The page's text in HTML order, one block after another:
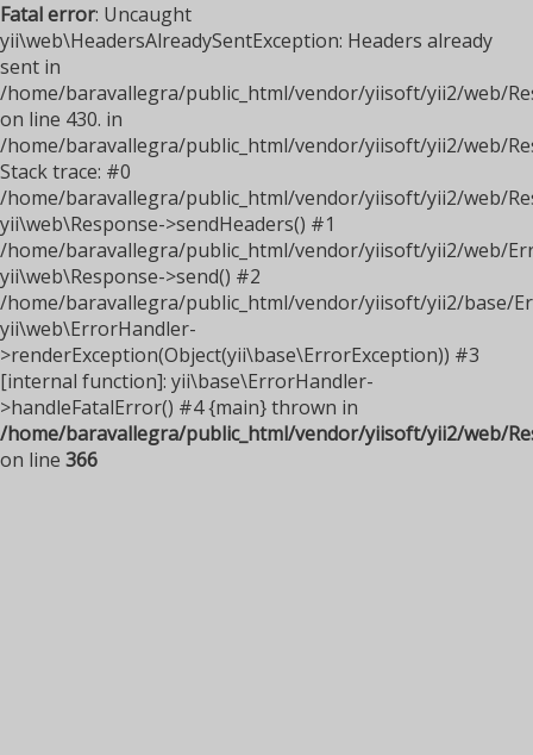
Fatal error: Uncaught
yii\web\HeadersAlreadySentException: Headers already
sent in
/home/baravallegra/public_html/vendor/yiisoft/yii2/web/
on line 430. in
/home/baravallegra/public_html/vendor/yiisoft/yii2/web/
Stack trace: #0
/home/baravallegra/public_html/vendor/yiisoft/yii2/web/
yii\web\Response->sendHeaders() #1
/home/baravallegra/public_html/vendor/yiisoft/yii2/web/
yii\web\Response->send() #2
/home/baravallegra/public_html/vendor/yiisoft/yii2/base/
yii\web\ErrorHandler-
>renderException(Object(yii\base\ErrorException)) #3
[internal function]: yii\base\ErrorHandler-
>handleFatalError() #4 {main} thrown in
/home/baravallegra/public_html/vendor/yiisoft/yii2/web/
on line 366